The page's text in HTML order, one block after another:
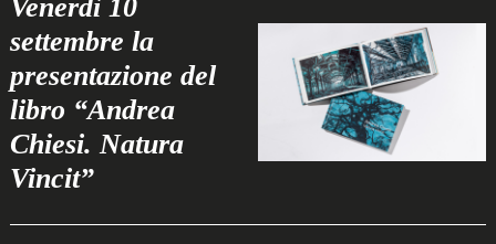
Venerdì 10
settembre la
presentazione del
libro “Andrea
Chiesi. Natura
Vincit”